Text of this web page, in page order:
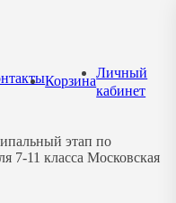
Корзина
Личный
кабинет
этап по
7-11 класса Московская